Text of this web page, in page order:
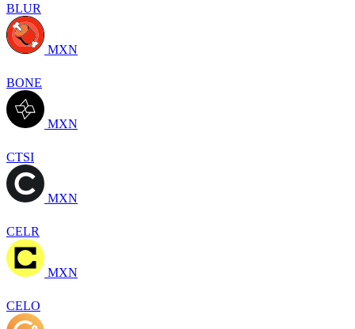
BLUR
MXN
BONE
MXN
CTSI
MXN
CELR
MXN
CELO